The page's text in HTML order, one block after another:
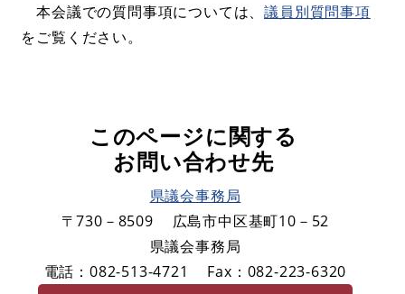
​本会議での質問事項については、議員別質問事項
をご覧ください。​
このページに関する
お問い合わせ先
県議会事務局
〒730－8509
広島市中区基町10－52
県議会事務局
電話：082-513-4721
Fax：082-223-6320